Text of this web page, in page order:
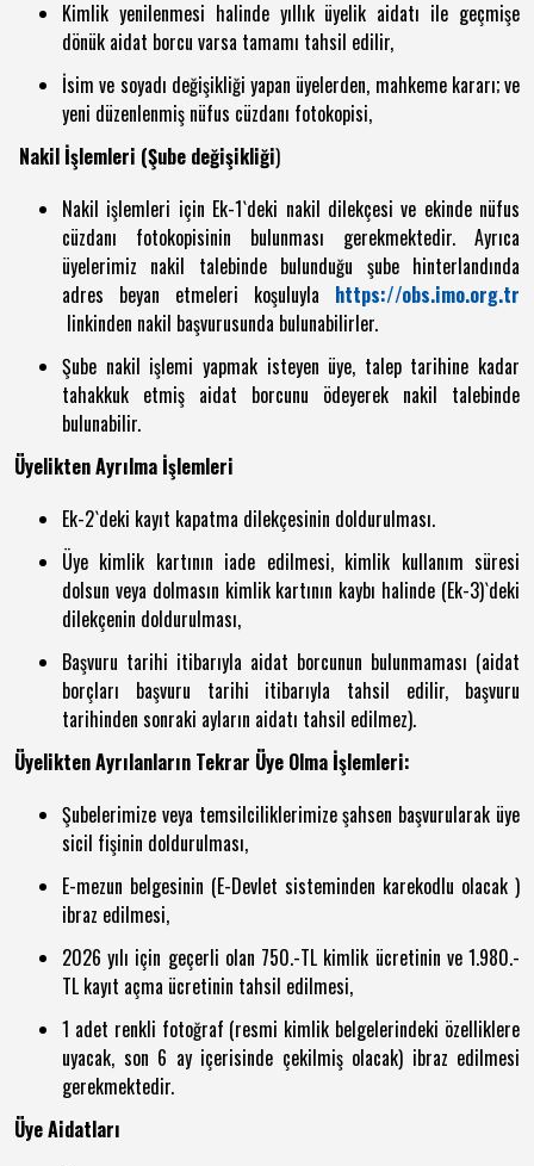
Kimlik yenilenmesi halinde yıllık üyelik aidatı ile geçmişe
dönük aidat borcu varsa tamamı tahsil edilir,
İsim ve soyadı değişikliği yapan üyelerden, mahkeme kararı; ve
yeni düzenlenmiş nüfus cüzdanı fotokopisi,
Nakil İşlemleri (Şube değişikliği)
Nakil işlemleri için Ek-1`deki nakil dilekçesi ve ekinde nüfus
cüzdanı fotokopisinin bulunması gerekmektedir. Ayrıca
üyelerimiz nakil talebinde bulunduğu şube hinterlandında
adres beyan etmeleri koşuluyla https://obs.imo.org.tr
linkinden nakil başvurusunda bulunabilirler.
Şube nakil işlemi yapmak isteyen üye, talep tarihine kadar
tahakkuk etmiş aidat borcunu ödeyerek nakil talebinde
bulunabilir.
Üyelikten Ayrılma İşlemleri
Ek-2`deki kayıt kapatma dilekçesinin doldurulması.
Üye kimlik kartının iade edilmesi, kimlik kullanım süresi
dolsun veya dolmasın kimlik kartının kaybı halinde (Ek-3)`deki
dilekçenin doldurulması,
Başvuru tarihi itibarıyla aidat borcunun bulunmaması (aidat
borçları başvuru tarihi itibarıyla tahsil edilir, başvuru
tarihinden sonraki ayların aidatı tahsil edilmez).
Üyelikten Ayrılanların Tekrar Üye Olma İşlemleri:
Şubelerimize veya temsilciliklerimize şahsen başvurularak üye
sicil fişinin doldurulması,
E-mezun belgesinin (E-Devlet sisteminden karekodlu olacak )
ibraz edilmesi,
2026 yılı için geçerli olan 750.-TL kimlik ücretinin ve 1.980.-
TL kayıt açma ücretinin tahsil edilmesi,
1 adet renkli fotoğraf (resmi kimlik belgelerindeki özelliklere
uyacak, son 6 ay içerisinde çekilmiş olacak) ibraz edilmesi
gerekmektedir.
Üye Aidatları